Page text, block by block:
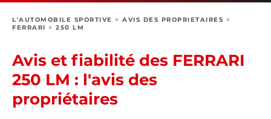
L'AUTOMOBILE SPORTIVE > AVIS DES PROPRIETAIRES >
FERRARI > 250 LM
Avis et fiabilité des FERRARI
250 LM : l'avis des
propriétaires